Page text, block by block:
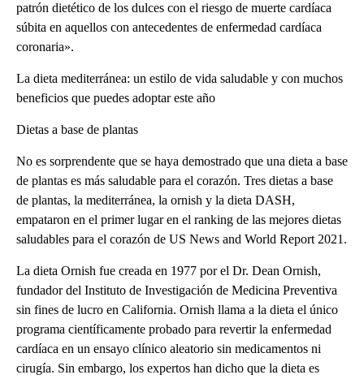
patrón dietético de los dulces con el riesgo de muerte cardíaca
súbita en aquellos con antecedentes de enfermedad cardíaca
coronaria».
La dieta mediterránea: un estilo de vida saludable y con muchos
beneficios que puedes adoptar este año
Dietas a base de plantas
No es sorprendente que se haya demostrado que una dieta a base
de plantas es más saludable para el corazón. Tres dietas a base
de plantas, la mediterránea, la ornish y la dieta DASH,
empataron en el primer lugar en el ranking de las mejores dietas
saludables para el corazón de US News and World Report 2021.
La dieta Ornish fue creada en 1977 por el Dr. Dean Ornish,
fundador del Instituto de Investigación de Medicina Preventiva
sin fines de lucro en California. Ornish llama a la dieta el único
programa científicamente probado para revertir la enfermedad
cardíaca en un ensayo clínico aleatorio sin medicamentos ni
cirugía. Sin embargo, los expertos han dicho que la dieta es